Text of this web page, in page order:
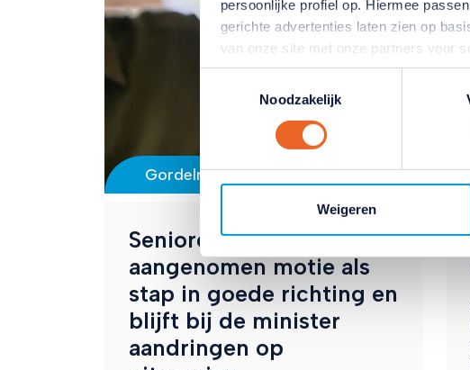
persoonlijke profiel op. Hiermee
gerichte advertenties laten zien op
van onze site met onze partners voor
combineren met andere informatie die
hun services. Verandert u later van
klikken op het blauwe icoontje
Lees hierover meer in ons
Noodzakelijk
Weigeren
Gordelroos
Seniorencoalitie ziet
aangenomen motie als
stap in goede richting en
blijft bij de minister
aandringen op